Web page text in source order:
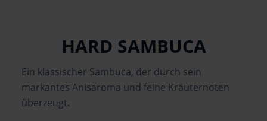
HARD SAMBUCA
Ein klassischer Sambuca, der durch sein
markantes Anisaroma und feine Kräuternoten
überzeugt.